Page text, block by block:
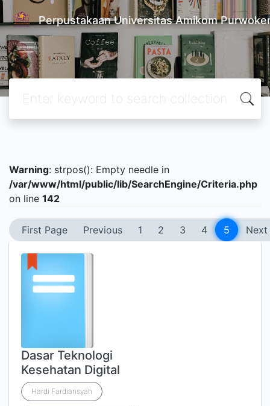
Perpustakaan Universitas Amikom
Warning: strpos(): Empty needle in
/var/www/html/public/lib/SearchEngine/Criteria.php
on line 142
First Page Previous 1 2 3 4 5 Next
Dasar Teknologi
Kesehatan Digital
Hardi Fardiansyah